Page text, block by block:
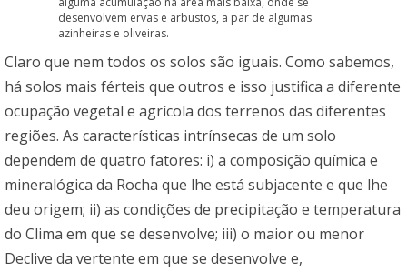
desenvolvem ervas e arbustos, a par de algumas
azinheiras e oliveiras.
Claro que nem todos os solos são iguais. Como sabemos,
há solos mais férteis que outros e isso justifica a diferente
ocupação vegetal e agrícola dos terrenos das diferentes
regiões. As características intrínsecas de um solo
dependem de quatro fatores: i) a composição química e
mineralógica da Rocha que lhe está subjacente e que lhe
deu origem; ii) as condições de precipitação e temperatura
do Clima em que se desenvolve; iii) o maior ou menor
Declive da vertente em que se desenvolve e,